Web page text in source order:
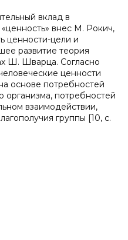
вклад в
внес М. Рокич,
ценности-цели и
развитие теория
Ш. Шварца. Согласно
ценности
основе потребностей
организма, потребностей
взаимодействии,
группы [10, с.